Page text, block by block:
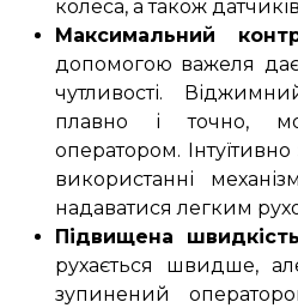
колеса, а також
Максимальний
допомогою важеля
чутливості.
плавно і точно,
оператором.
використанні
надаватися легким
Підвищена швидкість
рухається швидше,
зупинений